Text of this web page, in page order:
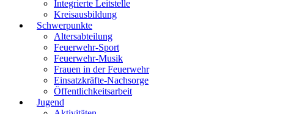
Integrierte Leitstelle
Kreisausbildung
Schwerpunkte
Altersabteilung
Feuerwehr-Sport
Feuerwehr-Musik
Frauen in der Feuerwehr
Einsatzkräfte-Nachsorge
Öffentlichkeitsarbeit
Jugend